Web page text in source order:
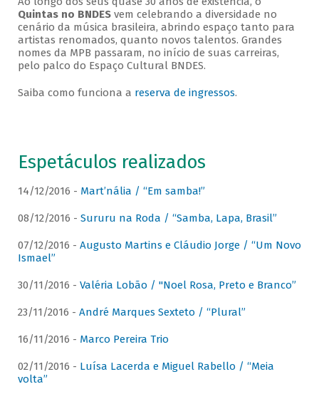
Quintas no BNDESvem celebrando a diversidade no
cenário da música brasileira, abrindo espaço tanto para
artistas renomados, quanto novos talentos. Grandes
nomes da MPB passaram, no início de suas carreiras,
pelo palco do Espaço Cultural BNDES.
Saiba como funciona a reserva de ingressos.
Espetáculos realizados
14/12/2016 - Mart’nália / “Em samba!”
08/12/2016 - Sururu na Roda / “Samba, Lapa, Brasil”
07/12/2016 - Augusto Martins e Cláudio Jorge / “Um Novo
Ismael”
30/11/2016 - Valéria Lobão / "Noel Rosa, Preto e Branco”
23/11/2016 - André Marques Sexteto / “Plural”
16/11/2016 - Marco Pereira Trio
02/11/2016 - Luísa Lacerda e Miguel Rabello / “Meia
volta”